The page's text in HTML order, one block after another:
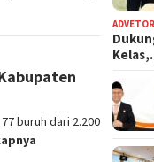
77 buruh dari 2.200